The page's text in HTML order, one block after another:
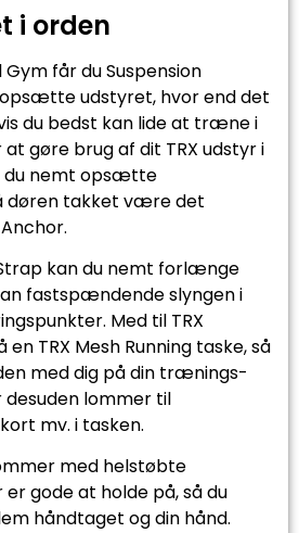
i orden
får du Suspension
opsætte udstyret, hvor end det
du bedst kan lide at træne i
gøre brug af dit TRX udstyr i
du nemt opsætte
takket være det
kan du nemt forlænge
fastspændende slyngen i
Med til TRX
TRX Mesh Running taske, så
med dig på din trænings-
lommer til
mv. i tasken.
med helstøbte
gode at holde på, så du
håndtaget og din hånd.